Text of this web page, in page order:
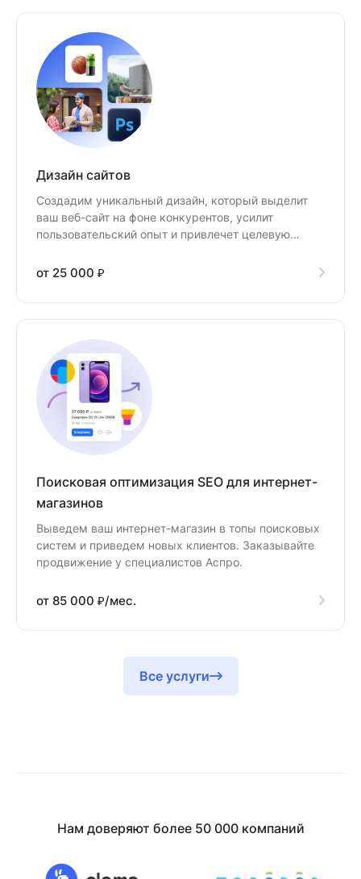
Дизайн сайтов
Создадим уникальный дизайн, который выделит
ваш веб-сайт на фоне конкурентов, усилит
пользовательский опыт и привлечет целевую
от 25 000 ₽
Поисковая оптимизация SEO для интернет-
магазинов
Выведем ваш интернет-магазин в топы поисковых
систем и приведем новых клиентов. Заказывайте
продвижение у специалистов Аспро.
от 85 000 ₽/мес.
Все услуги
Нам доверяют более 50 000 компаний